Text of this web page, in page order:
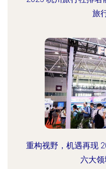
旅
重构视野，机遇再现
六大